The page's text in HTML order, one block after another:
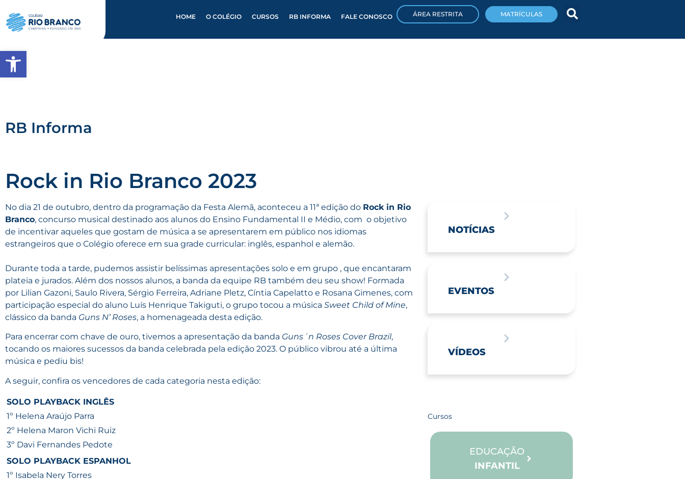
HOME O COLÉGIO CURSOS RB INFORMA FALE CONOSCO ÁREA RESTRITA MATRÍCULAS
RB Informa
Rock in Rio Branco 2023
No dia 21 de outubro, dentro da programação da Festa Alemã, aconteceu a 11ª edição do Rock in Rio
Branco, concurso musical destinado aos alunos do Ensino Fundamental II e Médio, com o objetivo
de incentivar aqueles que gostam de música a se apresentarem em público nos idiomas
estrangeiros que o Colégio oferece em sua grade curricular: inglês, espanhol e alemão.
Durante toda a tarde, pudemos assistir belíssimas apresentações solo e em grupo , que encantaram
plateia e jurados. Além dos nossos alunos, a banda da equipe RB também deu seu show! Formada
por Lilian Gazoni, Saulo Rivera, Sérgio Ferreira, Adriane Pletz, Cíntia Capelatto e Rosana Gimenes, com
participação especial do aluno Luís Henrique Takiguti, o grupo tocou a música Sweet Child of Mine,
clássico da banda Guns N’ Roses, a homenageada desta edição.
Para encerrar com chave de ouro, tivemos a apresentação da banda Guns´n Roses Cover Brazil,
tocando os maiores sucessos da banda celebrada pela edição 2023. O público vibrou até a última
música e pediu bis!
A seguir, confira os vencedores de cada categoria nesta edição:
SOLO PLAYBACK INGLÊS
1º Helena Araújo Parra
2º Helena Maron Vichi Ruiz
3º Davi Fernandes Pedote
SOLO PLAYBACK ESPANHOL
1º Isabela Nery Torres
NOTÍCIAS
EVENTOS
VÍDEOS
Cursos
EDUCAÇÃO
INFANTIL
Abrir a barra de ferramentas